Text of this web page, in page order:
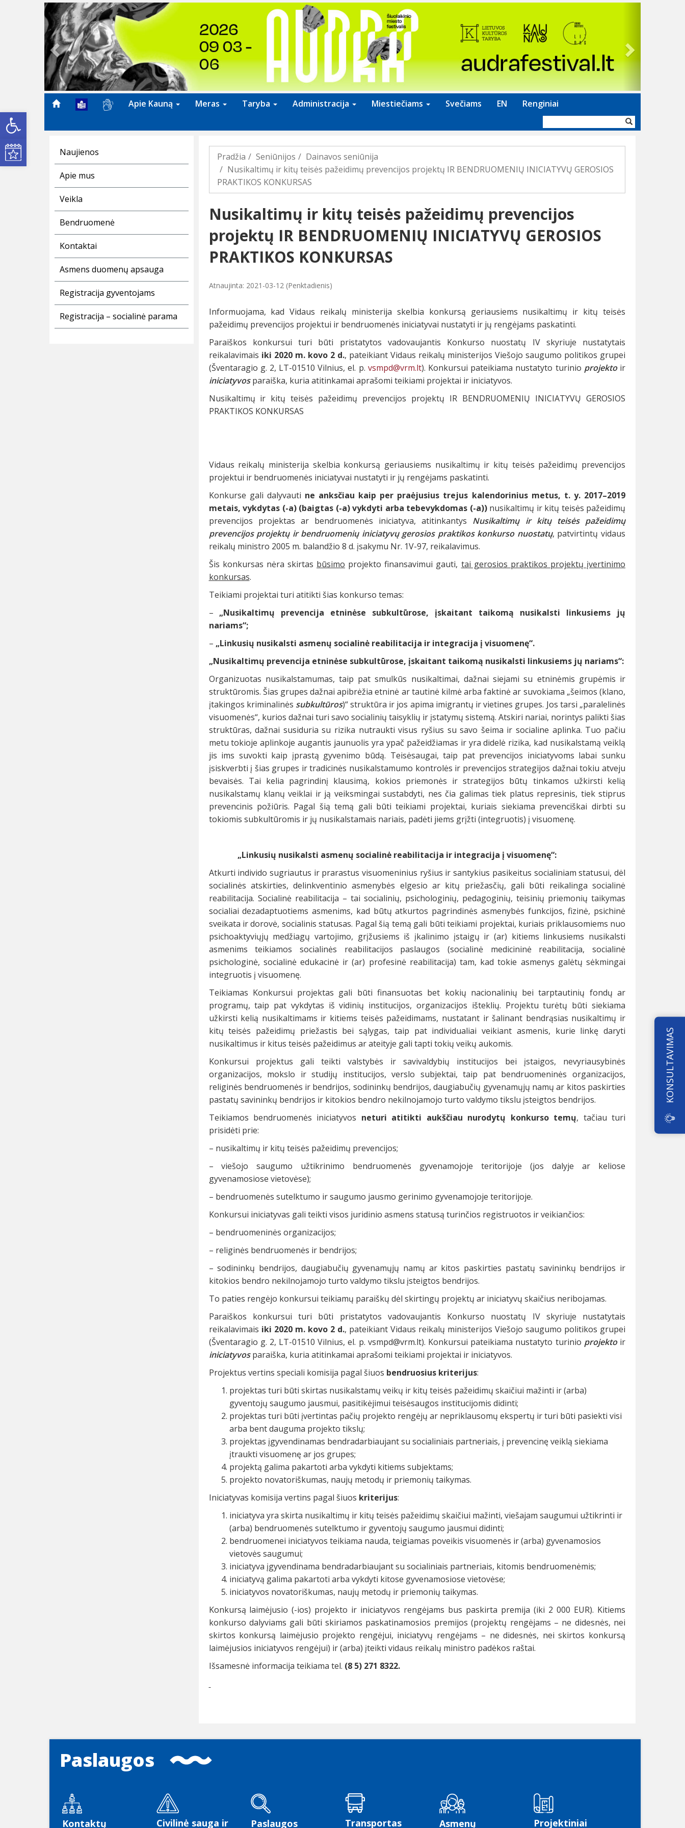
Open toolbar
Kultūros renginiai
Previous
Apie Kauną Meras Taryba Administracija Miestiečiams Svečiams EN Renginiai
forma
Naujienos
Apie mus
Veikla
Bendruomenė
Kontaktai
Asmens duomenų apsauga
Registracija gyventojams
Registracija – socialinė parama
Pradžia Seniūnijos
Dainavos seniūnija
Nusikaltimų ir kitų teisės pažeidimų prevencijos projektų IR BENDRUOMENIŲ INICIATYVŲ GEROSIOS
PRAKTIKOS KONKURSAS
Nusikaltimų ir kitų teisės pažeidimų prevencijos
projektų IR BENDRUOMENIŲ INICIATYVŲ GEROSIOS
PRAKTIKOS KONKURSAS
Atnaujinta: 2021-03-12 (Penktadienis)
Informuojama, kad Vidaus reikalų ministerija skelbia konkursą geriausiems nusikaltimų ir kitų teisės
pažeidimų prevencijos projektui ir bendruomenės iniciatyvai nustatyti ir jų rengėjams paskatinti.
Paraiškos konkursui turi būti pristatytos vadovaujantis Konkurso nuostatų IV skyriuje nustatytais
reikalavimais iki 2020 m. kovo 2 d., pateikiant Vidaus reikalų ministerijos Viešojo saugumo politikos grupei
(Šventaragio g. 2, LT-01510 Vilnius, el. p. vsmpd@vrm.lt). Konkursui pateikiama nustatyto turinio projektoir
iniciatyvosparaiška, kuria atitinkamai aprašomi teikiami projektai ir iniciatyvos.
Nusikaltimų ir kitų teisės pažeidimų prevencijos projektų IR BENDRUOMENIŲ INICIATYVŲ GEROSIOS
PRAKTIKOS KONKURSAS
Vidaus reikalų ministerija skelbia konkursą geriausiems nusikaltimų ir kitų teisės pažeidimų prevencijos
projektui ir bendruomenės iniciatyvai nustatyti ir jų rengėjams paskatinti.
Konkurse gali dalyvauti ne anksčiau kaip per praėjusius trejus kalendorinius metus, t. y. 2017–2019
metais, vykdytas (-a) (baigtas (-a) vykdyti arba tebevykdomas (-a))nusikaltimų ir kitų teisės pažeidimų
prevencijos projektas ar bendruomenės iniciatyva, atitinkantys Nusikaltimų ir kitų teisės pažeidimų
prevencijos projektų ir bendruomenių iniciatyvų gerosios praktikos konkurso nuostatų, patvirtintų vidaus
reikalų ministro 2005 m. balandžio 8 d. įsakymu Nr. 1V-97, reikalavimus.
Šis konkursas nėra skirtas būsimo projekto finansavimui gauti, tai gerosios praktikos projektų įvertinimo
konkursas.
Teikiami projektai turi atitikti šias konkurso temas:
– „Nusikaltimų prevencija etninėse subkultūrose, įskaitant taikomą nusikalsti linkusiems jų
nariams“;
– „Linkusių nusikalsti asmenų socialinė reabilitacija ir integracija į visuomenę“.
„Nusikaltimų prevencija etninėse subkultūrose, įskaitant taikomą nusikalsti linkusiems jų nariams“:
Organizuotas nusikalstamumas, taip pat smulkūs nusikaltimai, dažnai siejami su etninėmis grupėmis ir
struktūromis. Šias grupes dažnai apibrėžia etninė ar tautinė kilmė arba faktinė ar suvokiama „šeimos (klano,
įtakingos kriminalinės subkultūros)“ struktūra ir jos apima imigrantų ir vietines grupes. Jos tarsi „paralelinės
visuomenės“, kurios dažnai turi savo socialinių taisyklių ir įstatymų sistemą. Atskiri nariai, norintys palikti šias
struktūras, dažnai susiduria su rizika nutraukti visus ryšius su savo šeima ir socialine aplinka. Tuo pačiu
metu tokioje aplinkoje augantis jaunuolis yra ypač pažeidžiamas ir yra didelė rizika, kad nusikalstamą veiklą
jis ims suvokti kaip įprastą gyvenimo būdą. Teisėsaugai, taip pat prevencijos iniciatyvoms labai sunku
įsiskverbti į šias grupes ir tradicinės nusikalstamumo kontrolės ir prevencijos strategijos dažnai tokiu atveju
bevaisės. Tai kelia pagrindinį klausimą, kokios priemonės ir strategijos būtų tinkamos užkirsti kelią
nusikalstamų klanų veiklai ir ją veiksmingai sustabdyti, nes čia galimas tiek platus represinis, tiek stiprus
prevencinis požiūris. Pagal šią temą gali būti teikiami projektai, kuriais siekiama prevenciškai dirbti su
tokiomis subkultūromis ir jų nusikalstamais nariais, padėti jiems grįžti (integruotis) į visuomenę.
„Linkusių nusikalsti asmenų socialinė reabilitacija ir integracija į visuomenę“:
Atkurti individo sugriautus ir prarastus visuomeninius ryšius ir santykius pasikeitus socialiniam statusui, dėl
socialinės atskirties, delinkventinio asmenybės elgesio ar kitų priežasčių, gali būti reikalinga socialinė
reabilitacija. Socialinė reabilitacija – tai socialinių, psichologinių, pedagoginių, teisinių priemonių taikymas
socialiai dezadaptuotiems asmenims, kad būtų atkurtos pagrindinės asmenybės funkcijos, fizinė, psichinė
sveikata ir dorovė, socialinis statusas. Pagal šią temą gali būti teikiami projektai, kuriais priklausomiems nuo
psichoaktyviųjų medžiagų vartojimo, grįžusiems iš įkalinimo įstaigų ir (ar) kitiems linkusiems nusikalsti
asmenims teikiamos socialinės reabilitacijos paslaugos (socialinė medicininė reabilitacija, socialinė
psichologinė, socialinė edukacinė ir (ar) profesinė reabilitacija) tam, kad tokie asmenys galėtų sėkmingai
integruotis į visuomenę.
Teikiamas Konkursui projektas gali būti finansuotas bet kokių nacionalinių bei tarptautinių fondų ar
programų, taip pat vykdytas iš vidinių institucijos, organizacijos išteklių. Projektu turėtų būti siekiama
užkirsti kelią nusikaltimams ir kitiems teisės pažeidimams, nustatant ir šalinant bendrąsias nusikaltimų ir
kitų teisės pažeidimų priežastis bei sąlygas, taip pat individualiai veikiant asmenis, kurie linkę daryti
nusikaltimus ir kitus teisės pažeidimus ar ateityje gali tapti tokių veikų aukomis.
Konkursui projektus gali teikti valstybės ir savivaldybių institucijos bei įstaigos, nevyriausybinės
organizacijos, mokslo ir studijų institucijos, verslo subjektai, taip pat bendruomeninės organizacijos,
religinės bendruomenės ir bendrijos, sodininkų bendrijos, daugiabučių gyvenamųjų namų ar kitos paskirties
pastatų savininkų bendrijos ir kitokios bendro nekilnojamojo turto valdymo tikslu įsteigtos bendrijos.
Teikiamos bendruomenės iniciatyvos neturi atitikti aukščiau nurodytų konkurso temų, tačiau turi
prisidėti prie:
– nusikaltimų ir kitų teisės pažeidimų prevencijos;
– viešojo saugumo užtikrinimo bendruomenės gyvenamojoje teritorijoje (jos dalyje ar keliose
gyvenamosiose vietovėse);
– bendruomenės sutelktumo ir saugumo jausmo gerinimo gyvenamojoje teritorijoje.
Konkursui iniciatyvas gali teikti visos juridinio asmens statusą turinčios registruotos ir veikiančios:
– bendruomeninės organizacijos;
– religinės bendruomenės ir bendrijos;
– sodininkų bendrijos, daugiabučių gyvenamųjų namų ar kitos paskirties pastatų savininkų bendrijos ir
kitokios bendro nekilnojamojo turto valdymo tikslu įsteigtos bendrijos.
To paties rengėjo konkursui teikiamų paraiškų dėl skirtingų projektų ar iniciatyvų skaičius neribojamas.
Paraiškos konkursui turi būti pristatytos vadovaujantis Konkurso nuostatų IV skyriuje nustatytais
reikalavimais iki 2020 m. kovo 2 d., pateikiant Vidaus reikalų ministerijos Viešojo saugumo politikos grupei
(Šventaragio g. 2, LT-01510 Vilnius, el. p. vsmpd@vrm.lt). Konkursui pateikiama nustatyto turinio projektoir
iniciatyvosparaiška, kuria atitinkamai aprašomi teikiami projektai ir iniciatyvos.
Projektus vertins speciali komisija pagal šiuos bendruosius kriterijus:
projektas turi būti skirtas nusikalstamų veikų ir kitų teisės pažeidimų skaičiui mažinti ir (arba)
gyventojų saugumo jausmui, pasitikėjimui teisėsaugos institucijomis didinti;
projektas turi būti įvertintas pačių projekto rengėjų ar nepriklausomų ekspertų ir turi būti pasiekti visi
arba bent dauguma projekto tikslų;
projektas įgyvendinamas bendradarbiaujant su socialiniais partneriais, į prevencinę veiklą siekiama
įtraukti visuomenę ar jos grupes;
projektą galima pakartoti arba vykdyti kitiems subjektams;
projekto novatoriškumas, naujų metodų ir priemonių taikymas.
Iniciatyvas komisija vertins pagal šiuos kriterijus:
iniciatyva yra skirta nusikaltimų ir kitų teisės pažeidimų skaičiui mažinti, viešajam saugumui užtikrinti ir
(arba) bendruomenės sutelktumo ir gyventojų saugumo jausmui didinti;
bendruomenei iniciatyvos teikiama nauda, teigiamas poveikis visuomenės ir (arba) gyvenamosios
vietovės saugumui;
iniciatyva įgyvendinama bendradarbiaujant su socialiniais partneriais, kitomis bendruomenėmis;
iniciatyvą galima pakartoti arba vykdyti kitose gyvenamosiose vietovėse;
iniciatyvos novatoriškumas, naujų metodų ir priemonių taikymas.
Konkursą laimėjusio (-ios) projekto ir iniciatyvos rengėjams bus paskirta premija (iki 2 000 EUR). Kitiems
konkurso dalyviams gali būti skiriamos paskatinamosios premijos (projektų rengėjams – ne didesnės, nei
skirtos konkursą laimėjusio projekto rengėjui, iniciatyvų rengėjams – ne didesnės, nei skirtos konkursą
laimėjusios iniciatyvos rengėjui) ir (arba) įteikti vidaus reikalų ministro padėkos raštai.
Išsamesnė informacija teikiama tel. (8 5) 271 8322.
Paslaugos
Kontaktų Civilinė sauga ir Paslaugos Transportas Asmenų Projektiniai
KONSULTAVIMAS